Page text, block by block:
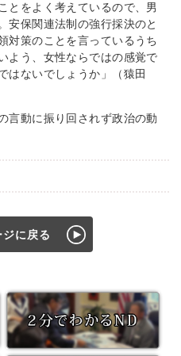
とをよく考えているので、男
安保関連法制の強行採決のと
対策のことを言っているうち
よう、女性ならではの感覚で
はないでしょうか」（猿田
言動に振り回されず政治の動
に戻る